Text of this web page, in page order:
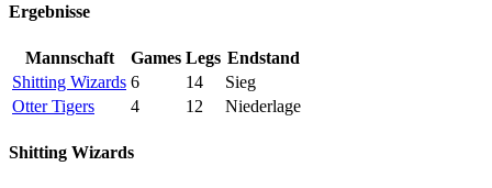
Ergebnisse
Mannschaft Games Legs Endstand
Shitting Wizards 6 14
Sieg
Otter Tigers
4 12 Niederlage
Shitting Wizards